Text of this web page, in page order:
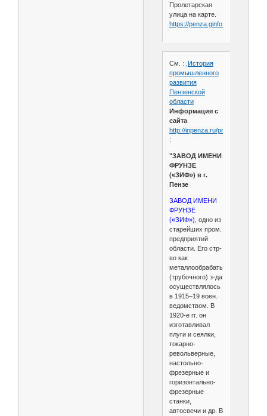
Пролетарская
улица на карте.
https://penza.ginfo.ru/ulicy/
См. : ,История
промышленного
развития
Пензенской
области
Информация с
сайта
http://inpenza.ru/production/
:
"ЗАВОД ИМЕНИ
ФРУНЗЕ
(«ЗИФ») в г.
Пензе
ЗАВОД ИМЕНИ
ФРУНЗЕ
(«ЗИФ») , одно из
старейших пром.
предприятий
области. Его стр-
во как
металлообрабатыв.
(трубочного) з-да
осуществлялось
в 1915–19 воен.
ведомством. В
1920-е гг. он
изготавливал
плуги и сеялки,
токарно-
револьверные,
настольно-
фрезерные и
горизонтально-
фрезерные
станки,
автосвечи и др. В